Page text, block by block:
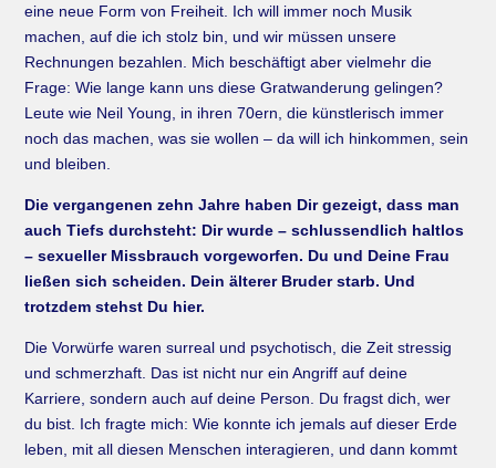
eine neue Form von Freiheit. Ich will immer noch Musik
machen, auf die ich stolz bin, und wir müssen unsere
Rechnungen bezahlen. Mich beschäftigt aber vielmehr die
Frage: Wie lange kann uns diese Gratwanderung gelingen?
Leute wie Neil Young, in ihren 70ern, die künstlerisch immer
noch das machen, was sie wollen – da will ich hinkommen, sein
und bleiben.
Die vergangenen zehn Jahre haben Dir gezeigt, dass man
auch Tiefs durchsteht: Dir wurde – schlussendlich haltlos
– sexueller Missbrauch vorgeworfen. Du und Deine Frau
ließen sich scheiden. Dein älterer Bruder starb. Und
trotzdem stehst Du hier.
Die Vorwürfe waren surreal und psychotisch, die Zeit stressig
und schmerzhaft. Das ist nicht nur ein Angriff auf deine
Karriere, sondern auch auf deine Person. Du fragst dich, wer
du bist. Ich fragte mich: Wie konnte ich jemals auf dieser Erde
leben, mit all diesen Menschen interagieren, und dann kommt